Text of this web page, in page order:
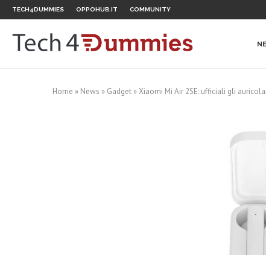
TECH4DUMMIES OPPOHUB.IT COMMUNITY
Home » News » Gadget »Xiaomi Mi Air 2SE: ufficiali gli